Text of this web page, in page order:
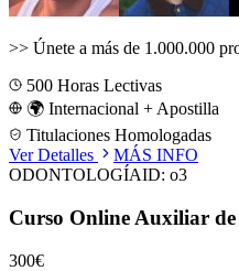
>> Únete a más de 1.000.000
500 Horas Lectivas
🌍 Internacional + Apostilla
Titulaciones Homologadas
Ver Detalles
MÁS INFO
ODONTOLOGÍAID: o3
Curso Online Auxiliar
300€